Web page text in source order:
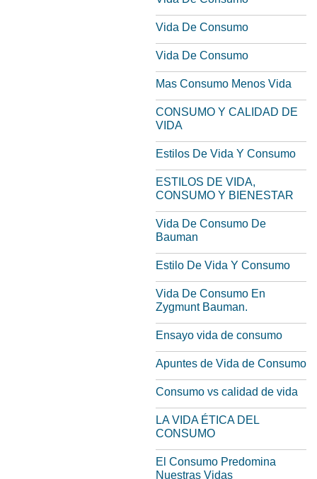
Vida De Consumo
Vida De Consumo
Mas Consumo Menos Vida
CONSUMO Y CALIDAD DE
VIDA
Estilos De Vida Y Consumo
ESTILOS DE VIDA,
CONSUMO Y BIENESTAR
Vida De Consumo De
Bauman
Estilo De Vida Y Consumo
Vida De Consumo En
Zygmunt Bauman.
Ensayo vida de consumo
Apuntes de Vida de Consumo
Consumo vs calidad de vida
LA VIDA ÉTICA DEL
CONSUMO
El Consumo Predomina
Nuestras Vidas